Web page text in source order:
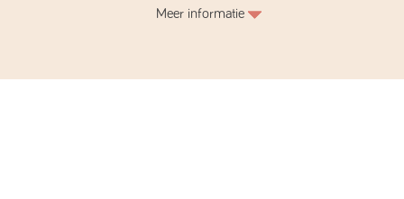
Meer informatie